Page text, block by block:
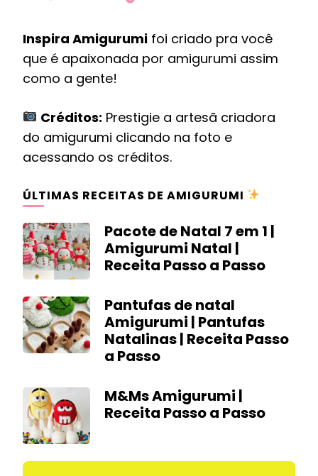
Inspira Amigurumi foi criado pra você
que é apaixonada por amigurumi assim
como a gente!
Créditos: Prestigie a artesã criadora
do amigurumi clicando na foto e
acessando os créditos.
ÚLTIMAS RECEITAS DE AMIGURUMI
Pacote de Natal 7 em 1 |
Amigurumi Natal |
Receita Passo a Passo
Pantufas de natal
Amigurumi | Pantufas
Natalinas | Receita Passo
a Passo
M&Ms Amigurumi |
Receita Passo a Passo